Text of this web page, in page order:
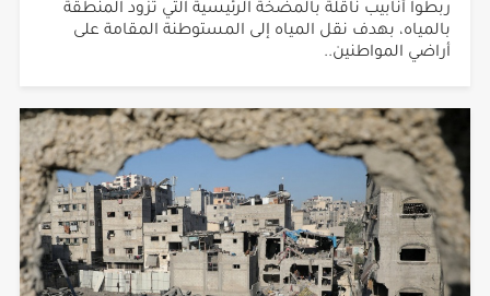
ربطوا أنابيب ناقلة بالمضخة الرئيسية التي تزود المنطقة
بالمياه، بهدف نقل المياه إلى المستوطنة المقامة على
أراضي المواطنين..